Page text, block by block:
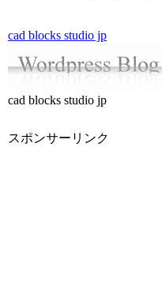
cad blocks studio jp
cad blocks studio jp
スポンサーリンク